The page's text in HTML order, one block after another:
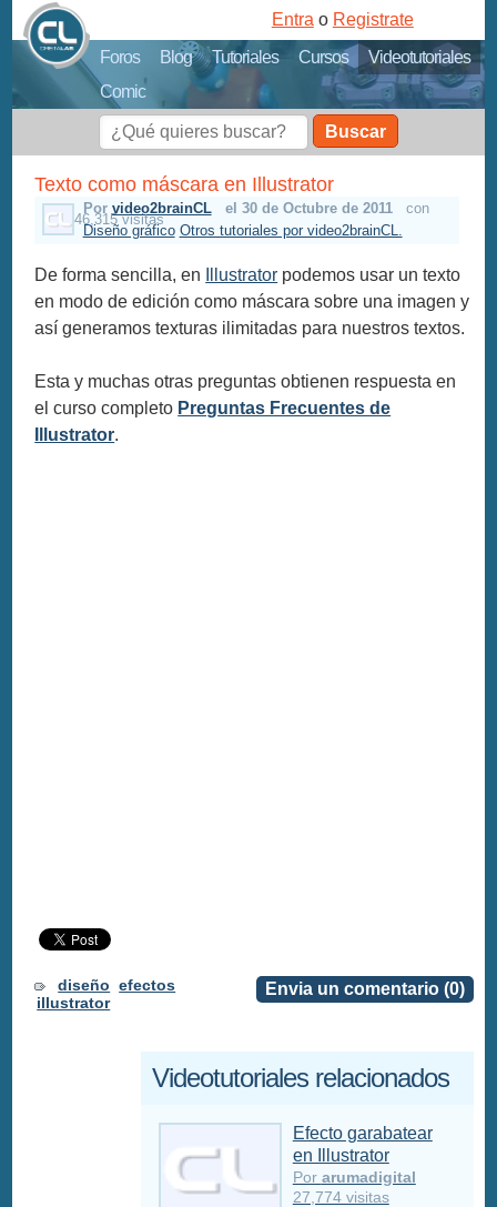
Foros Blog Tutoriales Cursos
Videotutoriales
Comic
Entra o Registrate
Buscar
Texto como máscara en Illustrator
Por video2brainCL el 30 de Octubre de 2011 con
46,315 visitas
Diseño gráfico Otros tutoriales por video2brainCL.
De forma sencilla, en Illustrator podemos usar un texto
en modo de edición como máscara sobre una imagen y
así generamos texturas ilimitadas para nuestros textos.
Esta y muchas otras preguntas obtienen respuesta en
el curso completo Preguntas Frecuentes de
Illustrator.
Envia un comentario (0)
diseño efectos
illustrator
Videotutoriales relacionados
Efecto garabatear
en Illustrator
Por arumadigital
27,774 visitas